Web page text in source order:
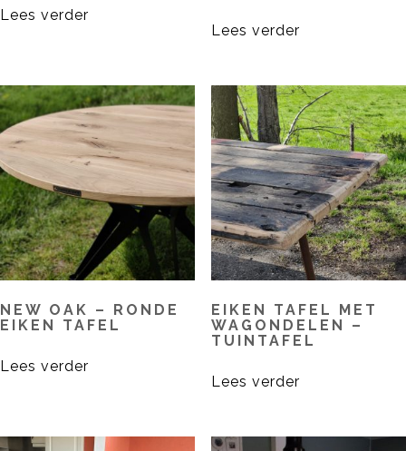
Lees verder
Lees verder
NEW OAK – RONDE
EIKEN TAFEL
Lees verder
EIKEN TAFEL MET
WAGONDELEN –
TUINTAFEL
Lees verder